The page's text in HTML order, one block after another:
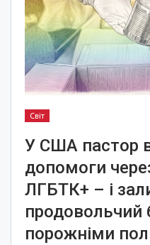
Світ
У США пастор
допомоги
ЛГБТК+ – і
продовольчий
порожніми